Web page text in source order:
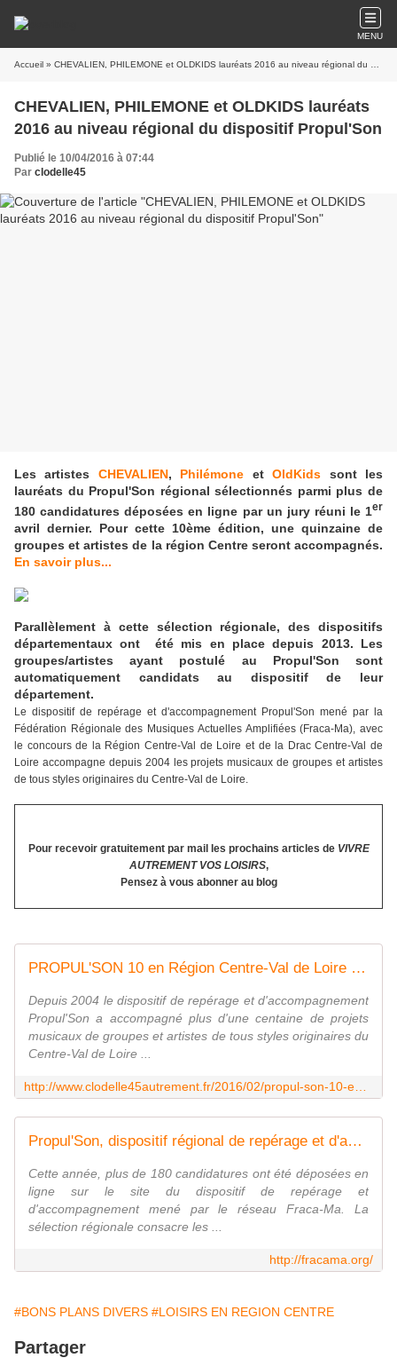
MENU
Accueil » CHEVALIEN, PHILEMONE et OLDKIDS lauréats 2016 au niveau régional du dispositif Propul'Son
CHEVALIEN, PHILEMONE et OLDKIDS lauréats
2016 au niveau régional du dispositif Propul'Son
Publié le 10/04/2016 à 07:44
Par clodelle45
Les artistes CHEVALIEN, Philémone etOldKids sont les
lauréats du Propul'Son régional sélectionnés parmi plus de
180 candidatures déposées en ligne par un jury réuni le 1er
avril dernier. Pour cette 10ème édition, une quinzaine de
groupes et artistes de la région Centre seront accompagnés.
En savoir plus...
Parallèlement à cette sélection régionale, des dispositifs
départementaux ont été mis en place depuis 2013. Les
groupes/artistes ayant postulé au Propul'Son sont
automatiquement candidats au dispositif de leur
département.
Le dispositif de repérage et d'accompagnement Propul'Son mené par la
Fédération Régionale des Musiques Actuelles Amplifiées (Fraca-Ma), avec
le concours de la Région Centre-Val de Loire et de la Drac Centre-Val de
Loire accompagne depuis 2004 les projets musicaux de groupes et artistes
de tous styles originaires du Centre-Val de Loire.
Pour recevoir gratuitement par mail les prochains articles de VIVRE
AUTREMENT VOS LOISIRS,
Pensez à vous abonner au blog
PROPUL'SON 10 en Région Centre-Val de Loire : APPEL A CANDIDATURE jusqu'au 1er mars 2016 - VIVRE AUTREMENT VOS LOISIRS avec Clodelle
Depuis 2004 le dispositif de repérage et d'accompagnement
Propul'Son a accompagné plus d'une centaine de projets
musicaux de groupes et artistes de tous styles originaires du
Centre-Val de Loire ...
Propul'Son, dispositif régional de repérage et d'accompagnement : annonce des lauréats 2016 (niveau régional)
Cette année, plus de 180 candidatures ont été déposées en
ligne sur le site du dispositif de repérage et
d'accompagnement mené par le réseau Fraca-Ma. La
sélection régionale consacre les ...
http://fracama.org/
#BONS PLANS DIVERS #LOISIRS EN REGION CENTRE
Partager